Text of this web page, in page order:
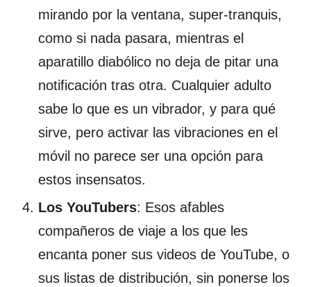
mirando por la ventana, super-tranquis,
como si nada pasara, mientras el
aparatillo diabólico no deja de pitar una
notificación tras otra. Cualquier adulto
sabe lo que es un vibrador, y para qué
sirve, pero activar las vibraciones en el
móvil no parece ser una opción para
estos insensatos.
Los YouTubers: Esos afables
compañeros de viaje a los que les
encanta poner sus videos de YouTube, o
sus listas de distribución, sin ponerse los